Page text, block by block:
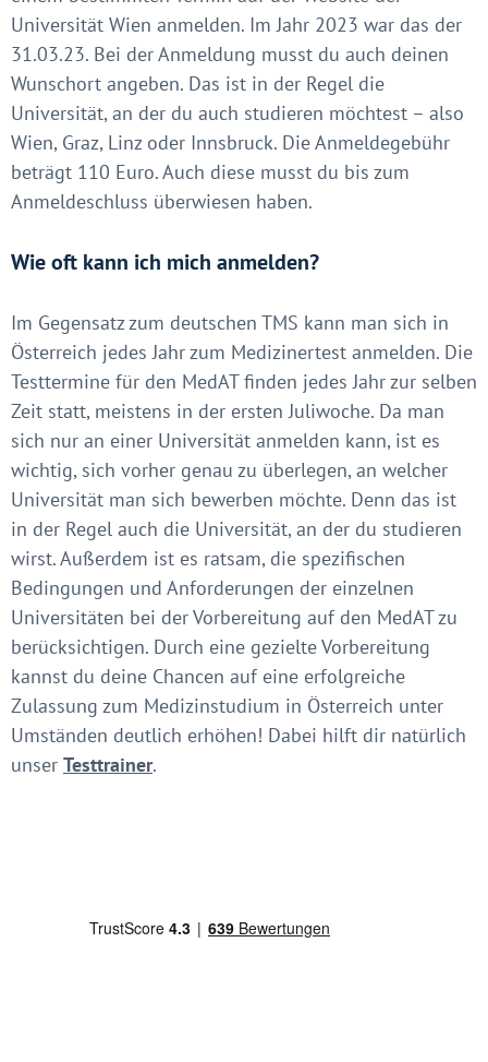
Universität Wien anmelden. Im Jahr 2023 war das der
31.03.23. Bei der Anmeldung musst du auch deinen
Wunschort angeben. Das ist in der Regel die
Universität, an der du auch studieren möchtest – also
Wien, Graz, Linz oder Innsbruck. Die Anmeldegebühr
beträgt 110 Euro. Auch diese musst du bis zum
Anmeldeschluss überwiesen haben.
Wie oft kann ich mich anmelden?
Im Gegensatz zum deutschen TMS kann man sich in
Österreich jedes Jahr zum Medizinertest anmelden. Die
Testtermine für den MedAT finden jedes Jahr zur selben
Zeit statt, meistens in der ersten Juliwoche. Da man
sich nur an einer Universität anmelden kann, ist es
wichtig, sich vorher genau zu überlegen, an welcher
Universität man sich bewerben möchte. Denn das ist
in der Regel auch die Universität, an der du studieren
wirst. Außerdem ist es ratsam, die spezifischen
Bedingungen und Anforderungen der einzelnen
Universitäten bei der Vorbereitung auf den MedAT zu
berücksichtigen. Durch eine gezielte Vorbereitung
kannst du deine Chancen auf eine erfolgreiche
Zulassung zum Medizinstudium in Österreich unter
Umständen deutlich erhöhen! Dabei hilft dir natürlich
unser Testtrainer.